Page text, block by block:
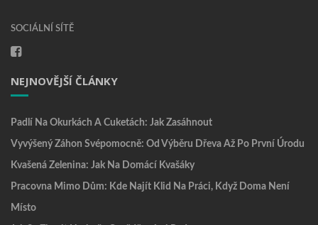
SOCIÁLNÍ SÍTĚ
NEJNOVĚJŠÍ ČLÁNKY
Padlí Na Okurkách A Cuketách: Jak Zasáhnout
Vyvýšený Záhon Svépomocně: Od Výběru Dřeva Až Po První Úrodu
Kvašená Zelenina: Jak Na Domácí Kvašáky
Pracovna Mimo Dům: Kde Najít Klid Na Práci, Když Doma Není
Místo